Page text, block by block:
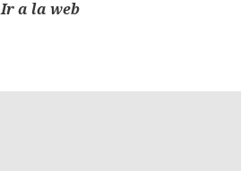
Ir a la web